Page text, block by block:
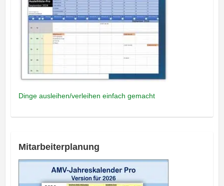
Dinge ausleihen/verleihen einfach gemacht
Mitarbeiterplanung